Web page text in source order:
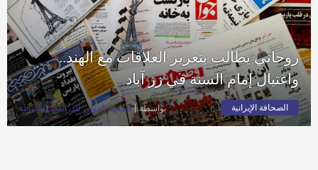
روحاني يطالب بتعزيز العلاقات مع الهند..
واغتيال إمام السنة في زر آباد
الصحافة الإيرانية بواسطة المعهد الدولي للدراسات الإيرانية